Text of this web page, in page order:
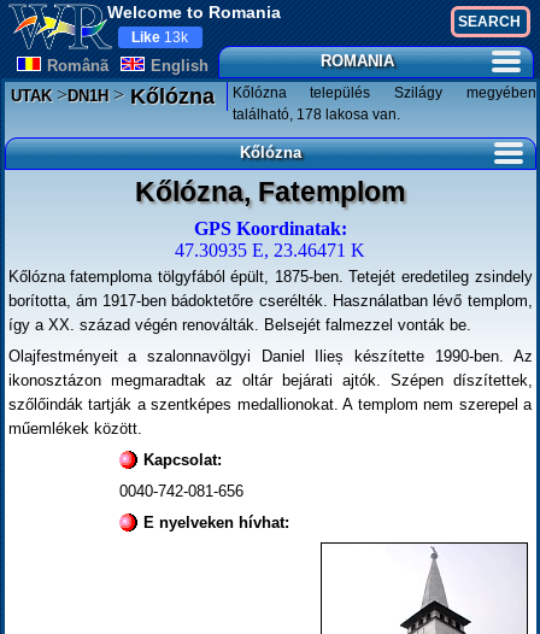
Welcome to Romania
Românã English
Like 13k
ROMANIA
UTAK>DN1H>Kőlózna
Kőlózna település Szilágy megyében
található, 178 lakosa van.
Kőlózna
Kőlózna, Fatemplom
GPS Koordinatak:
47.30935 E, 23.46471 K
Kőlózna fatemploma tölgyfából épült, 1875-ben. Tetejét eredetileg zsindely
borította, ám 1917-ben bádoktetőre cserélték. Használatban lévő templom,
így a XX. század végén renoválták. Belsejét falmezzel vonták be.
Olajfestményeit a szalonnavölgyi Daniel Ilieș készítette 1990-ben. Az
ikonosztázon megmaradtak az oltár bejárati ajtók. Szépen díszítettek,
szőlőindák tartják a szentképes medallionokat. A templom nem szerepel a
műemlékek között.
Kapcsolat:
0040-742-081-656
E nyelveken hívhat: